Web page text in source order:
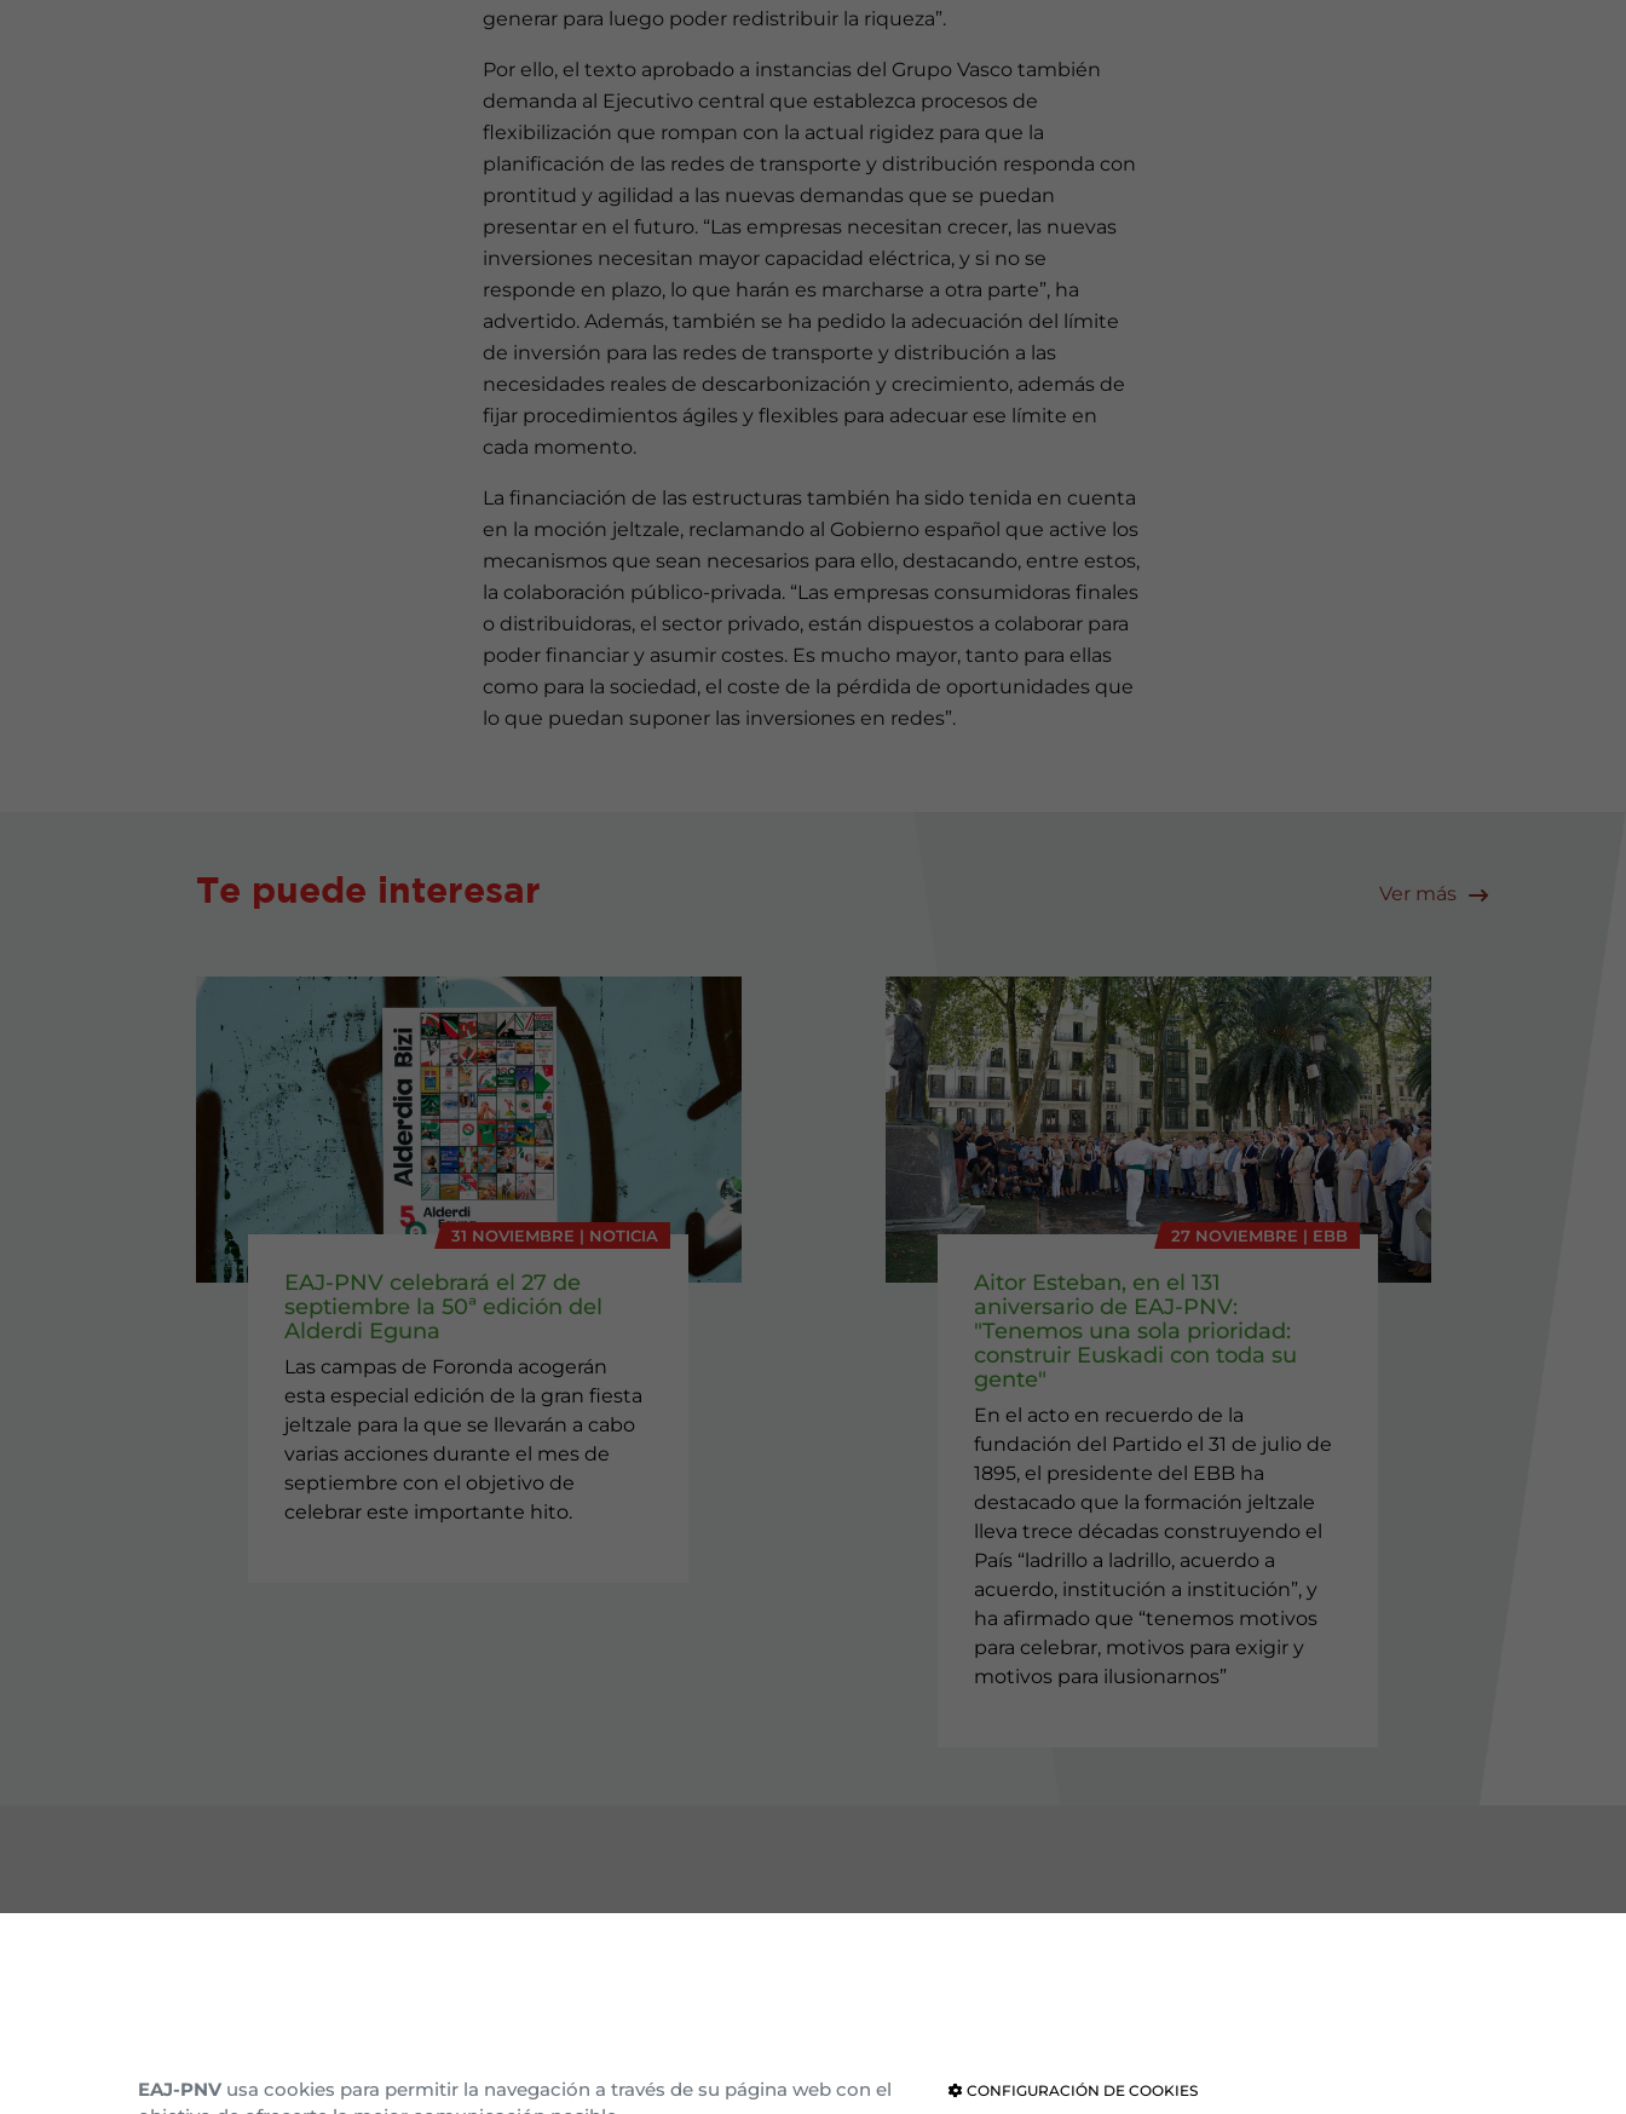
generar para luego poder redistribuir la riqueza”.
Por ello, el texto aprobado a instancias del Grupo Vasco también
demanda al Ejecutivo central que establezca procesos de
flexibilización que rompan con la actual rigidez para que la
planificación de las redes de transporte y distribución responda con
prontitud y agilidad a las nuevas demandas que se puedan
presentar en el futuro. “Las empresas necesitan crecer, las nuevas
inversiones necesitan mayor capacidad eléctrica, y si no se
responde en plazo, lo que harán es marcharse a otra parte”, ha
advertido. Además, también se ha pedido la adecuación del límite
de inversión para las redes de transporte y distribución a las
necesidades reales de descarbonización y crecimiento, además de
fijar procedimientos ágiles y flexibles para adecuar ese límite en
cada momento.
La financiación de las estructuras también ha sido tenida en cuenta
en la moción jeltzale, reclamando al Gobierno español que active los
mecanismos que sean necesarios para ello, destacando, entre estos,
la colaboración público-privada. “Las empresas consumidoras finales
o distribuidoras, el sector privado, están dispuestos a colaborar para
poder financiar y asumir costes. Es mucho mayor, tanto para ellas
como para la sociedad, el coste de la pérdida de oportunidades que
lo que puedan suponer las inversiones en redes”.
Te puede interesar Ver más
31 NOVIEMBRE | NOTICIA
EAJ-PNV celebrará el 27 de
septiembre la 50ª edición del
Alderdi Eguna
Las campas de Foronda acogerán
esta especial edición de la gran fiesta
jeltzale para la que se llevarán a cabo
varias acciones durante el mes de
septiembre con el objetivo de
celebrar este importante hito.
27 NOVIEMBRE | EBB
Aitor Esteban, en el 131
aniversario de EAJ-PNV:
"Tenemos una sola prioridad:
construir Euskadi con toda su
gente"
En el acto en recuerdo de la
fundación del Partido el 31 de julio de
1895, el presidente del EBB ha
destacado que la formación jeltzale
lleva trece décadas construyendo el
País “ladrillo a ladrillo, acuerdo a
acuerdo, institución a institución”, y
ha afirmado que “tenemos motivos
para celebrar, motivos para exigir y
motivos para ilusionarnos”
Afíliate Historia e ideología Parlamento de Navarra
EAJ-PNV usa cookies para permitir la navegación a través de su página web con el
CONFIGURACIÓN DE COOKIES